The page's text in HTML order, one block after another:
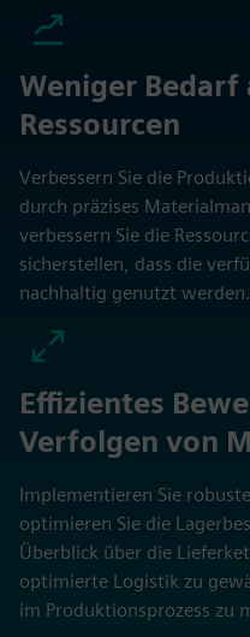
Weniger Bedarf
Ressourcen
Verbessern Sie die
durch präzises
verbessern Sie die
sicherstellen, dass die
nachhaltig genutzt werden.
Effizientes
Verfolgen von
Implementieren Sie
optimieren Sie die
Überblick über die
optimierte Logistik zu
im Produktionsprozess zu